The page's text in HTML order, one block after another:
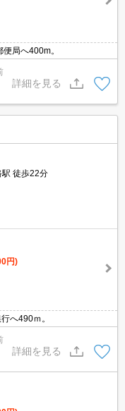
局へ400m。
詳細を見る
徒歩22分
円)
へ490ｍ。
詳細を見る